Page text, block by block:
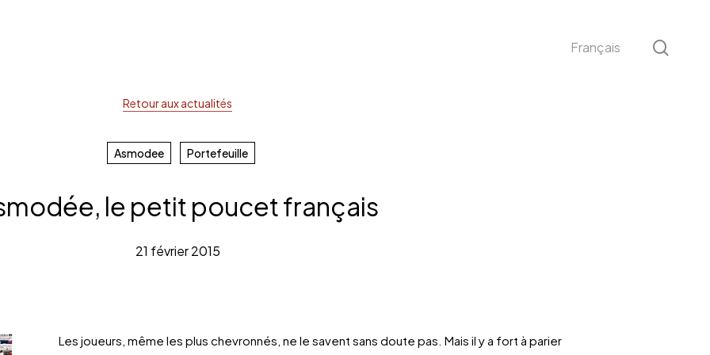
Français
Retour aux actualités
Asmodee Portefeuille
le petit poucet français
21 février 2015
Les joueurs, même les plus chevronnés, ne le savent sans doute pas. Mais il y a fort à parier